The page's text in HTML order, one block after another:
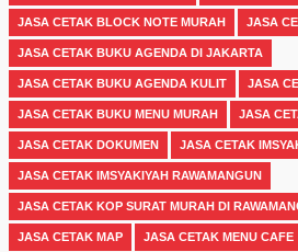
JASA CETAK BLOCK NOTE MURAH JASA
JASA CETAK BUKU AGENDA DI JAKARTA
JASA CETAK BUKU AGENDA KULIT JASA
JASA CETAK BUKU MENU MURAH JASA
JASA CETAK DOKUMEN JASA CETAK
JASA CETAK IMSYAKIYAH RAWAMANGUN
JASA CETAK KOP SURAT MURAH DI
JASA CETAK MAP JASA CETAK MENU CAFE